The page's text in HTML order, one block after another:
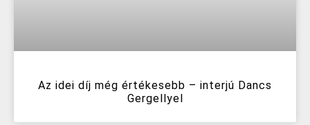
Az idei díj még értékesebb – interjú Dancs
Gergellyel